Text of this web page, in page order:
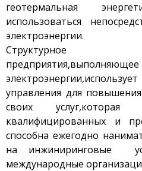
геотермальная
использоваться
электроэнергии.
Структурное
управления для
своих
квалифицированных и
способна ежегодно
на инжиниринговые
международные